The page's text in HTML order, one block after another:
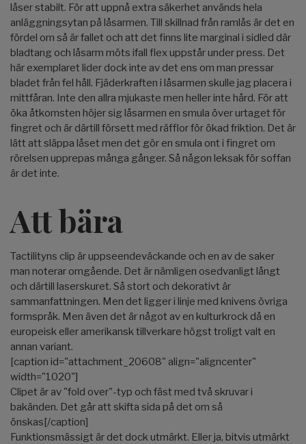
låser stabilt. För att uppnå extra säkerhet används hela
anläggningsytan på låsarmen. Till skillnad från ramlås är det en
fördel om så är fallet och att det finns lite marginal i sidled där
bladtang och låsarm möts ifall flex uppstår under press. Det
här exemplaret lider dock inte av det ens om man pressar
bladet från fel håll. Fjäderkraften i låsarmen skulle jag placera i
mittfåran. Inte den allra mjukaste men heller inte hård. För att
öka åtkomsten höjer sig låsarmen en smula över urtaget för
fingret och är därtill försett med räfflor för ökad friktion. Det är
lätt att släppa låset men det gör en smula ont i fingret om
rörelsen upprepas många gånger. Så någon leksak för soffan
är det inte.
Att bära
Tactilityns clip är uppseendeväckande och en av de saker
man noterar omgående. Det är nämligen osedvanligt långt
och därtill laserskuret. Så stort och dekorativt är
sammanfattningen. Men det ligger i linje med knivens övriga
formspråk. Men även det är något av en kulturkrock då en
europeisk eller amerikansk tillverkare högst troligt valt en
annan variant.
[caption id="attachment_20608" align="aligncenter"
width="1020"]
Clipet är av "fold over"-typ och fäst med två skruvar i
bakänden. Det går att skifta sida på det om så
önskas[/caption]
Funktionsmässigt är det dock utmärkt. Eller ja, bitvis utmärkt